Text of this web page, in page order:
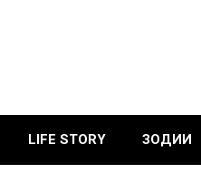
LIFE STORY ЗОДИИ